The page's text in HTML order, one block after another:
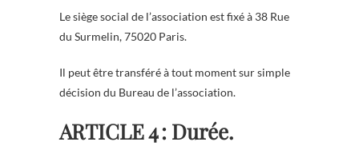
Le siège social de l’association est fixé à 38 Rue
du Surmelin, 75020 Paris.
Il peut être transféré à tout moment sur simple
décision du Bureau de l’association.
ARTICLE 4 : Durée.